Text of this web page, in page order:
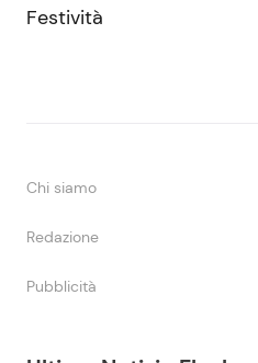
Festività
Chi siamo
Redazione
Pubblicità